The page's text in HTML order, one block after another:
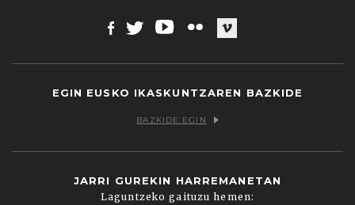
EGIN EUSKO IKASKUNTZAREN BAZKIDE
BAZKIDE EGIN
JARRI GUREKIN HARREMANETAN
Laguntzeko gaituzu hemen: